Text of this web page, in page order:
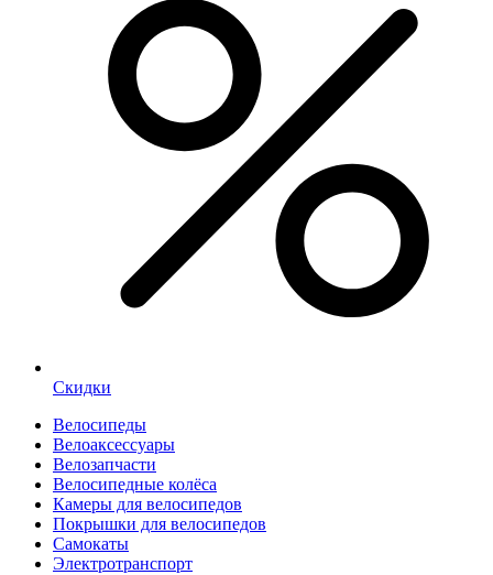
Скидки
Велосипеды
Велоаксессуары
Велозапчасти
Велосипедные колёса
Камеры для велосипедов
Покрышки для велосипедов
Самокаты
Электротранспорт